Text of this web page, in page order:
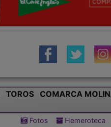
TOROS
COMARCA
Fotos Hemeroteca